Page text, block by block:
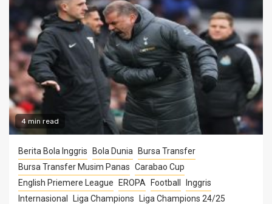
4 min read
Berita Bola Inggris Bola Dunia
Bursa Transfer
Bursa Transfer Musim Panas Carabao Cup
English Priemere League
EROPA Football
Inggris
Internasional
Liga Champions
Liga Champions 24/25